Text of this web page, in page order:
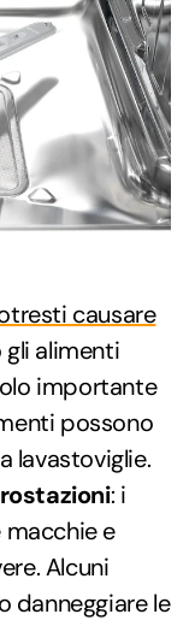
causare
alimenti
importante
possono
lavastoviglie.
: i
e
Alcuni
danneggiare le